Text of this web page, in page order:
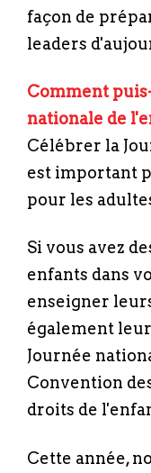
façon de
leaders
Comment
nationale de
Célébrer la
est important
pour les
Si vous avez
enfants dans
enseigner
également
Journée
Convention
droits de
Cette année,